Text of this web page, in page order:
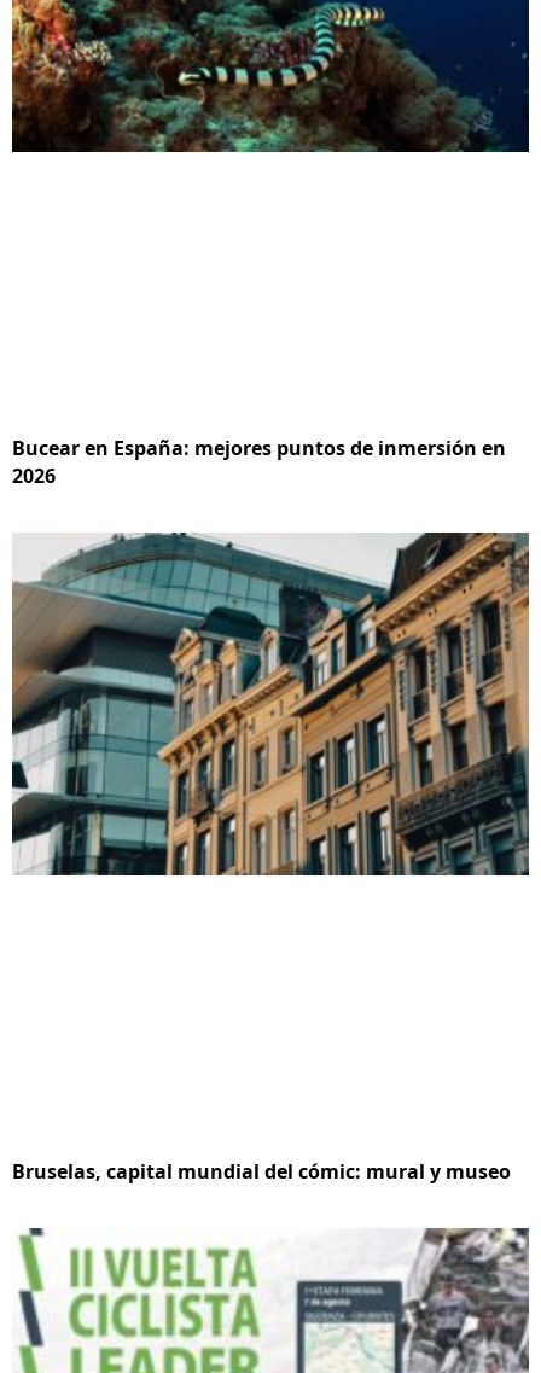
Bucear en España: mejores puntos de inmersión en
2026
Bruselas, capital mundial del cómic: mural y museo